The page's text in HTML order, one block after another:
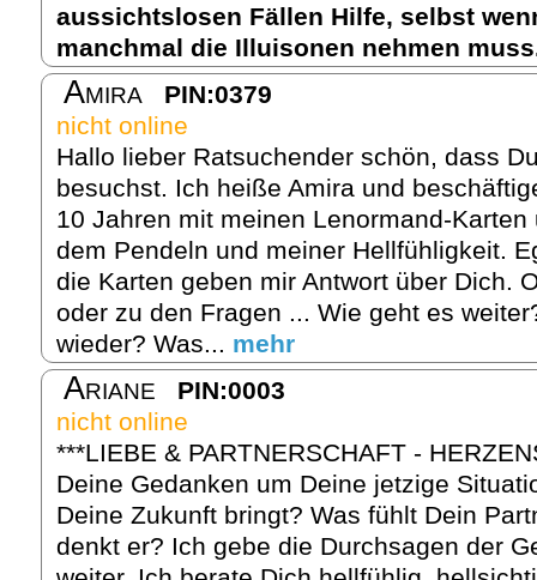
aussichtslosen Fällen Hilfe, selbst
manchmal die Illuisonen nehmen
Amira
PIN:0379
nicht online
Hallo lieber Ratsuchender schön, dass
besuchst. Ich heiße Amira und
10 Jahren mit meinen Lenormand-
dem Pendeln und meiner Hellfühligkeit.
die Karten geben mir Antwort über Dich.
oder zu den Fragen ... Wie geht es
wieder? Was... mehr
Ariane
PIN:0003
nicht online
***LIEBE & PARTNERSCHAFT -
Deine Gedanken um Deine jetzige
Deine Zukunft bringt? Was fühlt Dein
denkt er? Ich gebe die Durchsagen der